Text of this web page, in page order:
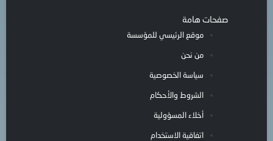
صفحات هامة
موقع الرئيسي للمؤسسة
من نحن
سياسة الخصوصية
الشروط والأحكام
أخلاء المسؤولية
اتفاقية الاستخدام